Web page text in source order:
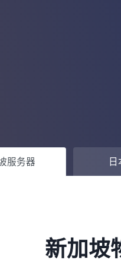
服务器
新加坡